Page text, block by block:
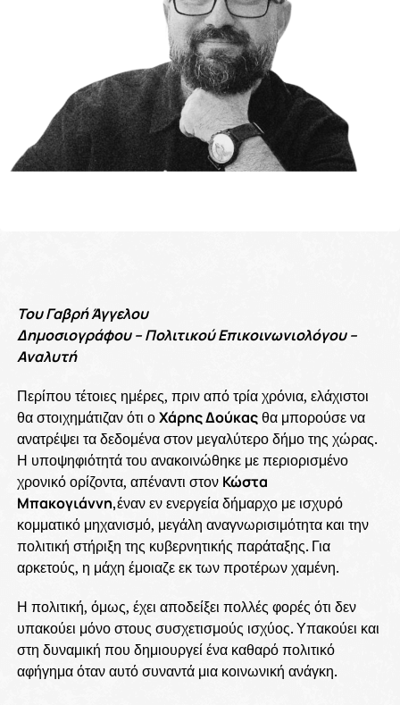
Του Γαβρή Άγγελου
Δημοσιογράφου – Πολιτικού Επικοινωνιολόγου –
Αναλυτή
Περίπου τέτοιες ημέρες, πριν από τρία χρόνια, ελάχιστοι
θα στοιχημάτιζαν ότι οΧάρης Δούκαςθα μπορούσε να
ανατρέψει τα δεδομένα στον μεγαλύτερο δήμο της χώρας.
Η υποψηφιότητά του ανακοινώθηκε με περιορισμένο
χρονικό ορίζοντα, απέναντι στον Κώστα
Μπακογιάννη,έναν εν ενεργεία δήμαρχο με ισχυρό
κομματικό μηχανισμό, μεγάλη αναγνωρισιμότητα και την
πολιτική στήριξη της κυβερνητικής παράταξης. Για
αρκετούς, η μάχη έμοιαζε εκ των προτέρων χαμένη.
Η πολιτική, όμως, έχει αποδείξει πολλές φορές ότι δεν
υπακούει μόνο στους συσχετισμούς ισχύος. Υπακούει και
στη δυναμική που δημιουργεί ένα καθαρό πολιτικό
αφήγημα όταν αυτό συναντά μια κοινωνική ανάγκη.